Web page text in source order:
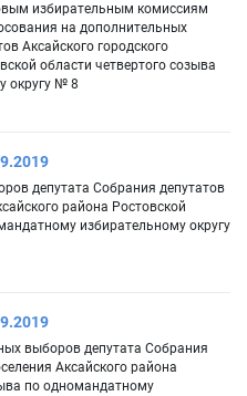
избирательным комиссиям
на дополнительных
Аксайского городского
области четвертого созыва
округу № 8
депутата Собрания депутатов
района Ростовской
избирательному округу
выборов депутата Собрания
Аксайского района
по одномандатному